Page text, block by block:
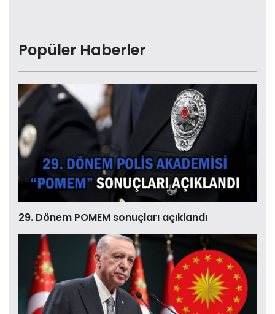
Popüler Haberler
29. Dönem POMEM sonuçları açıklandı